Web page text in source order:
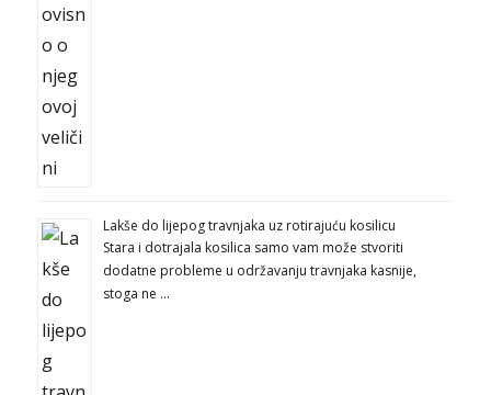
Lakše do lijepog travnjaka uz rotirajuću kosilicu
Stara i dotrajala kosilica samo vam može stvoriti
dodatne probleme u održavanju travnjaka kasnije,
stoga ne …